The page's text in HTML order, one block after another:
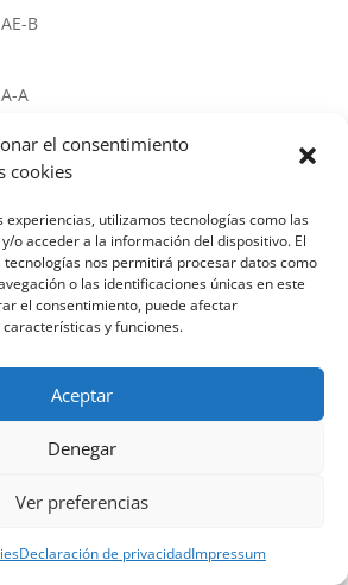
el consentimiento
cookies
experiencias, utilizamos tecnologías como las
o acceder a la información del dispositivo. El
nos permitirá procesar datos como
o las identificaciones únicas en este
el consentimiento, puede afectar
y funciones.
Aceptar
Denegar
Ver preferencias
Declaración de privacidadImpressum
B
A
enHello world!
-Aviso legal
cookies